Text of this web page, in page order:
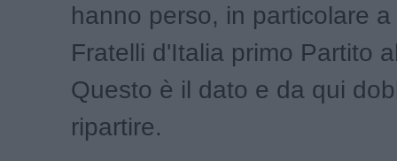
hanno perso, in particolare
Fratelli d'Italia primo Partito
Questo è il dato e da qui
ripartire.